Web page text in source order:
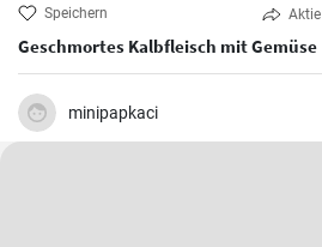
Speichern Aktie
Geschmortes Kalbfleisch mit Gemüse
minipapkaci